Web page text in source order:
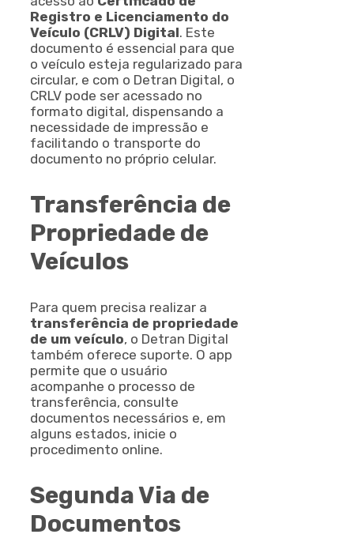
Registro e Licenciamento do
Veículo (CRLV) Digital. Este
documento é essencial para que
o veículo esteja regularizado para
circular, e com o Detran Digital, o
CRLV pode ser acessado no
formato digital, dispensando a
necessidade de impressão e
facilitando o transporte do
documento no próprio celular.
Transferência de
Propriedade de
Veículos
Para quem precisa realizar a
transferência de propriedade
de um veículo, o Detran Digital
também oferece suporte. O app
permite que o usuário
acompanhe o processo de
transferência, consulte
documentos necessários e, em
alguns estados, inicie o
procedimento online.
Segunda Via de
Documentos